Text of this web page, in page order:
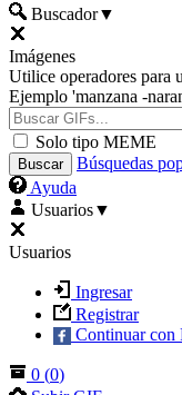
Buscador▼
Imágenes
Utilice operadores para
Ejemplo 'manzana -
Solo tipo MEME
Búsquedas
Ayuda
Usuarios▼
Usuarios
Ingresar
Registrar
Continuar con
0 (0)